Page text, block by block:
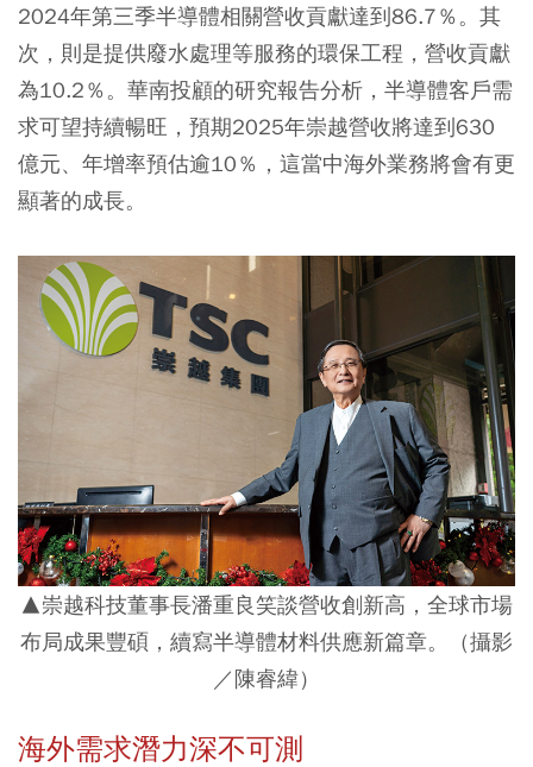
2024年第三季半導體相關營收貢獻達到86.7％。其
次，則是提供廢水處理等服務的環保工程，營收貢獻
為10.2％。華南投顧的研究報告分析，半導體客戶需
求可望持續暢旺，預期2025年崇越營收將達到630
億元、年增率預估逾10％，這當中海外業務將會有更
顯著的成長。
▲崇越科技董事長潘重良笑談營收創新高，全球市場
布局成果豐碩，續寫半導體材料供應新篇章。（攝影
／陳睿緯）
海外需求潛力深不可測